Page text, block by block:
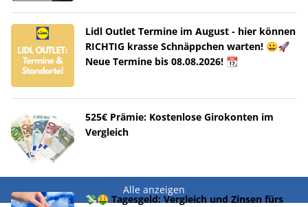
Lidl Outlet Termine im August - hier können
RICHTIG krasse Schnäppchen warten! 😀🚀
Neue Termine bis 08.08.2026! 📆
525€ Prämie: Kostenlose Girokonten im
Vergleich
Alle anzeigen
💸🤑 Tagesgeld: Vergleich und Zinsen fürs